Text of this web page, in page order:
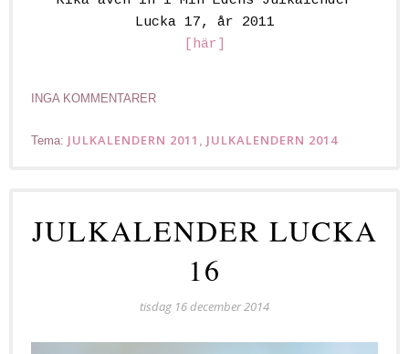
Lucka 17, år 2011
[här]
INGA KOMMENTARER
Tema: JULKALENDERN 2011 JULKALENDERN 2014
JULKALENDER LUCKA
16
tisdag 16 december 2014